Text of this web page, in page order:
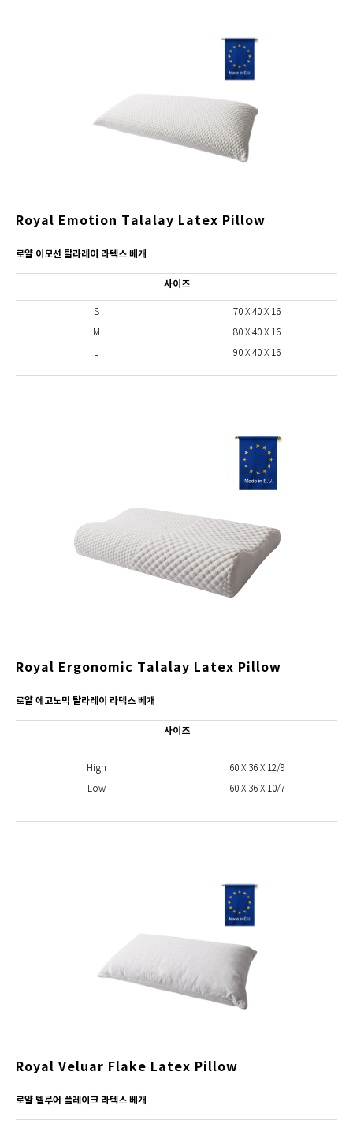
Royal Emotion Talalay Latex Pillow
로얄 이모션 탈라레이 라텍스 베개
사이즈
S
M
L
70 X 40 X 16
80 X 40 X 16
90 X 40 X 16
Royal Ergonomic Talalay Latex Pillow
로얄 에고노믹 탈라레이 라텍스 베개
사이즈
High
Low
60 X 36 X 12/9
60 X 36 X 10/7
Royal Veluar Flake Latex Pillow
로얄 벨루어 플레이크 라텍스 베개